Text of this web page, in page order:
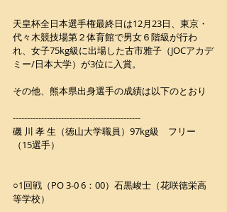
天皇杯全日本選手権最終日は12月23日、東京・
代々木競技場第２体育館で男女６階級が行わ
れ、女子75kg級に出場した古市雅子（JOCアカデ
ミー/日本大学）が3位に入賞。
その他、熊本県出身選手の成績は以下のとおり
---------------------------------------------
磯 川 孝 生（徳山大学職員）97kg級　フリー
（15選手）
○1回戦（PO 3-0 6：00）石黒峻士（花咲徳栄高
等学校）